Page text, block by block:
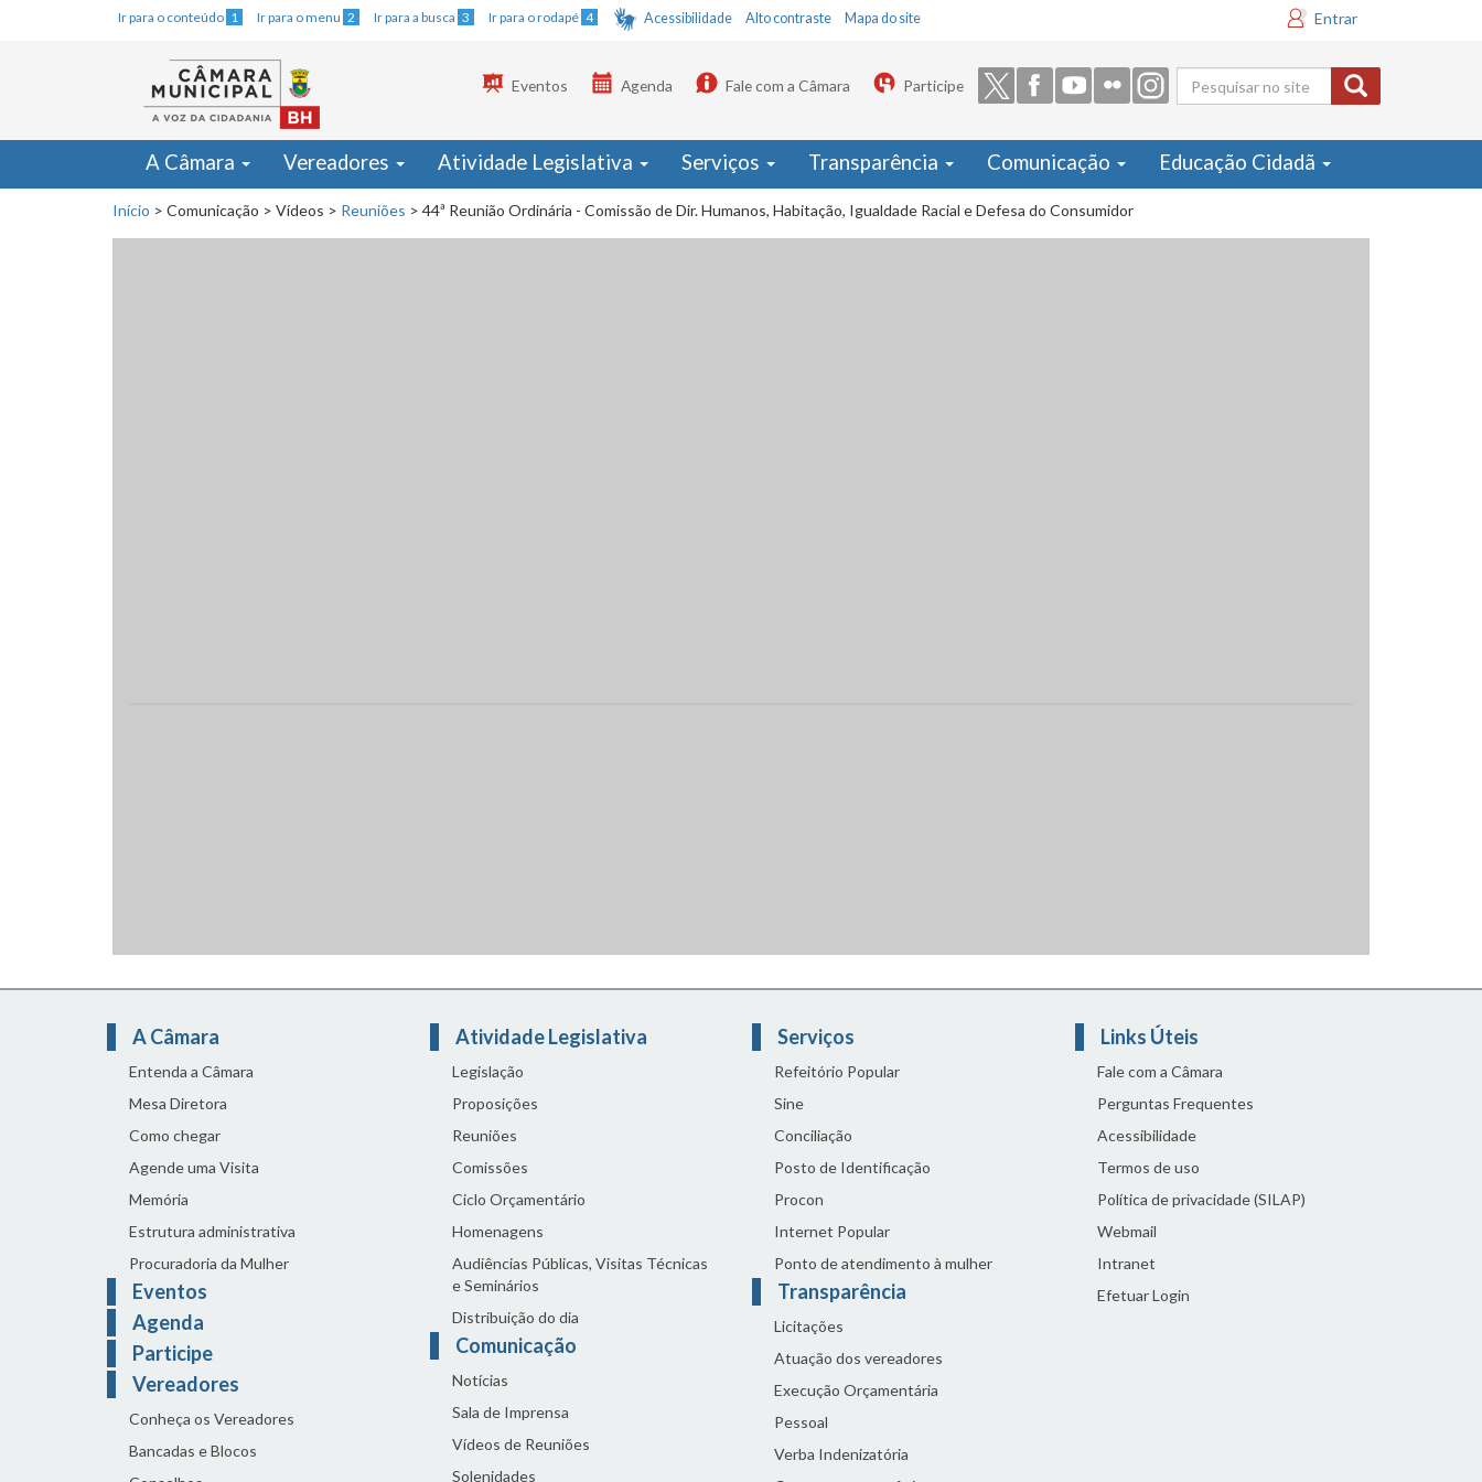
Ir para o conteúdo 1 Ir para o menu 2 Ir para a busca 3 Ir para o rodapé 4 Acessibilidade Alto contraste Mapa do site Entrar
Formulário
de busca
Eventos Agenda Fale com a Câmara Participe
A Câmara Vereadores Atividade Legislativa Serviços Transparência Comunicação Educação Cidadã
Início > Comunicação > Vídeos > Reuniões > 44ª Reunião Ordinária - Comissão de Dir. Humanos, Habitação, Igualdade Racial e Defesa do Consumidor
A Câmara
Entenda a Câmara
Mesa Diretora
Como chegar
Agende uma Visita
Memória
Estrutura administrativa
Procuradoria da Mulher
Eventos
Agenda
Participe
Vereadores
Conheça os Vereadores
Bancadas e Blocos
Atividade Legislativa
Legislação
Proposições
Reuniões
Comissões
Ciclo Orçamentário
Homenagens
Audiências Públicas, Visitas Técnicas
e Seminários
Distribuição do dia
Comunicação
Notícias
Sala de Imprensa
Vídeos de Reuniões
Solenidades
Serviços
Refeitório Popular
Sine
Conciliação
Posto de Identificação
Procon
Internet Popular
Ponto de atendimento à mulher
Transparência
Licitações
Atuação dos vereadores
Execução Orçamentária
Pessoal
Verba Indenizatória
Links Úteis
Fale com a Câmara
Perguntas Frequentes
Acessibilidade
Termos de uso
Política de privacidade (SILAP)
Webmail
Intranet
Efetuar Login